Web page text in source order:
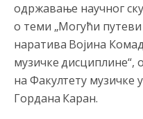
одржавање научног
о теми „Могући
наратива Војина
музичке
на Факултету музичке
Гордана Каран.
leglo kriminala
Анонимно2793045 8/4/
Zašto bolnica na
Teheran spašava živote
ustanove Srbija